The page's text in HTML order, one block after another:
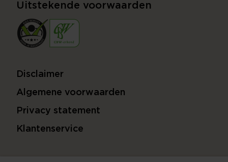
Uitstekende voorwaarden
Disclaimer
Algemene voorwaarden
Privacy statement
Klantenservice